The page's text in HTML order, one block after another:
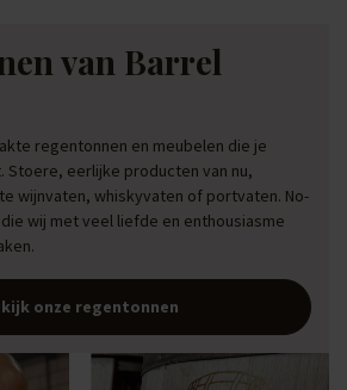
van Barrel
regentonnen en meubelen die je
Stoere, eerlijke producten van nu,
wijnvaten, whiskyvaten of portvaten. No-
wij met veel liefde en enthousiasme
onze regentonnen